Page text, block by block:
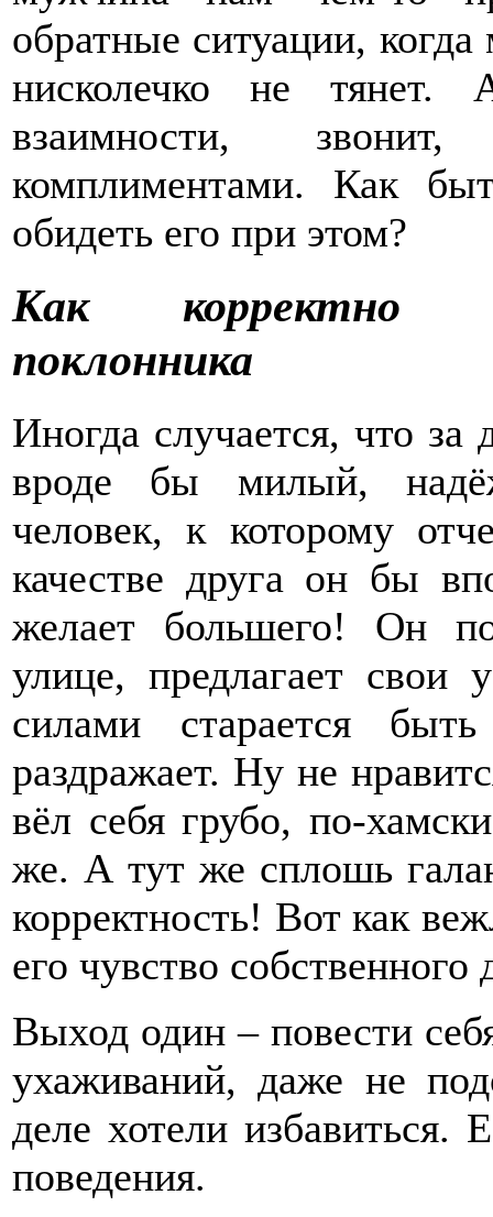
обратные ситуации,
нисколечко не тянет.
взаимности,
комплиментами. Как
обидеть его при этом?
Как корректно
поклонника
Иногда случается, что за
вроде бы милый,
человек, к которому
качестве друга он бы
желает большего! Он
улице, предлагает
силами старается
раздражает. Ну не
вёл себя грубо, по-
же. А тут же сплошь
корректность! Вот как
его чувство собственного
Выход один – повести
ухаживаний, даже не
деле хотели избавиться.
поведения.